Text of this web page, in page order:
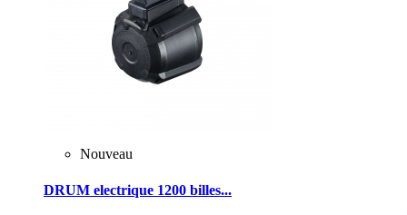
Nouveau
DRUM electrique 1200 billes...